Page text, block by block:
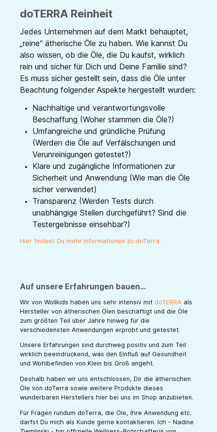
doTERRA Reinheit
Jedes Unternehmen auf dem Markt behauptet,
„reine“ ätherische Öle zu haben. Wie kannst Du
also wissen, ob die Öle, die Du kaufst, wirklich
rein und sicher für Dich und Deine Familie sind?
Es muss sicher gestellt sein, dass die Öle unter
Beachtung folgender Aspekte hergestellt wurden:
Nachhaltige und verantwortungsvolle
Beschaffung (Woher stammen die Öle?)
Umfangreiche und gründliche Prüfung
(Werden die Öle auf Verfälschungen und
Verunreinigungen getestet?)
Klare und zugängliche Informationen zur
Sicherheit und Anwendung (Wie man die Öle
sicher verwendet)
Transparenz (Werden Tests durch
unabhängige Stellen durchgeführt? Sind die
Testergebnisse einsehbar?)
Hier findest Du mehr Informationen zu doTerra.
Auf unsere Erfahrungen bauen...
Wir von Wollkids haben uns sehr intensiv mit doTERRA als
Hersteller von ätherischen Ölen beschäftigt und die Öle
zum größten Teil über Jahre hinweg für die
verschiedensten Anwendungen erprobt und getestet.
Unsere Erfahrungen sind durchweg positiv und zum Teil
wirklich beeindruckend, was den Einfluß auf Gesundheit
und Wohlbefinden von Klein bis Groß angeht.
Deshalb haben wir uns entschlossen, Dir die ätherischen
Öle von doTerra sowie weitere Produkte dieses
wunderbaren Herstellers hier bei uns im Shop anzubieten.
Für Fragen rundum doTerra, die Öle, Ihre Anwendung etc.
darfst Du mich als Kunde gerne kontaktieren. Ich - Nadine